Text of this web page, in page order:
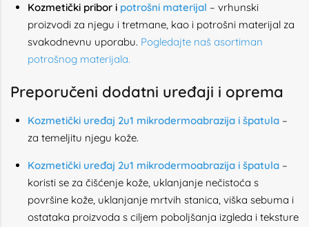
Kozmetički pribor i potrošni materijal – vrhunski
proizvodi za njegu i tretmane, kao i potrošni materijal za
svakodnevnu uporabu. Pogledajte naš asortiman
potrošnog materijala.
Preporučeni dodatni uređaji i oprema
Kozmetički uređaj 2u1 mikrodermoabrazija i špatula –
za temeljitu njegu kože.
Kozmetički uređaj 2u1 mikrodermoabrazija i špatula –
koristi se za čišćenje kože, uklanjanje nečistoća s
površine kože, uklanjanje mrtvih stanica, viška sebuma i
ostataka proizvoda s ciljem poboljšanja izgleda i teksture